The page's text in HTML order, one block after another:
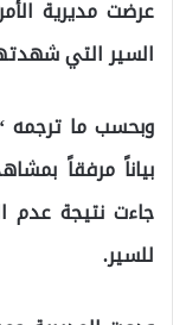
عرضت مديرية
السير التي
وبحسب ما ترجمه
بياناً مرفقاً
جاءت نتيجة عدم
للسير.